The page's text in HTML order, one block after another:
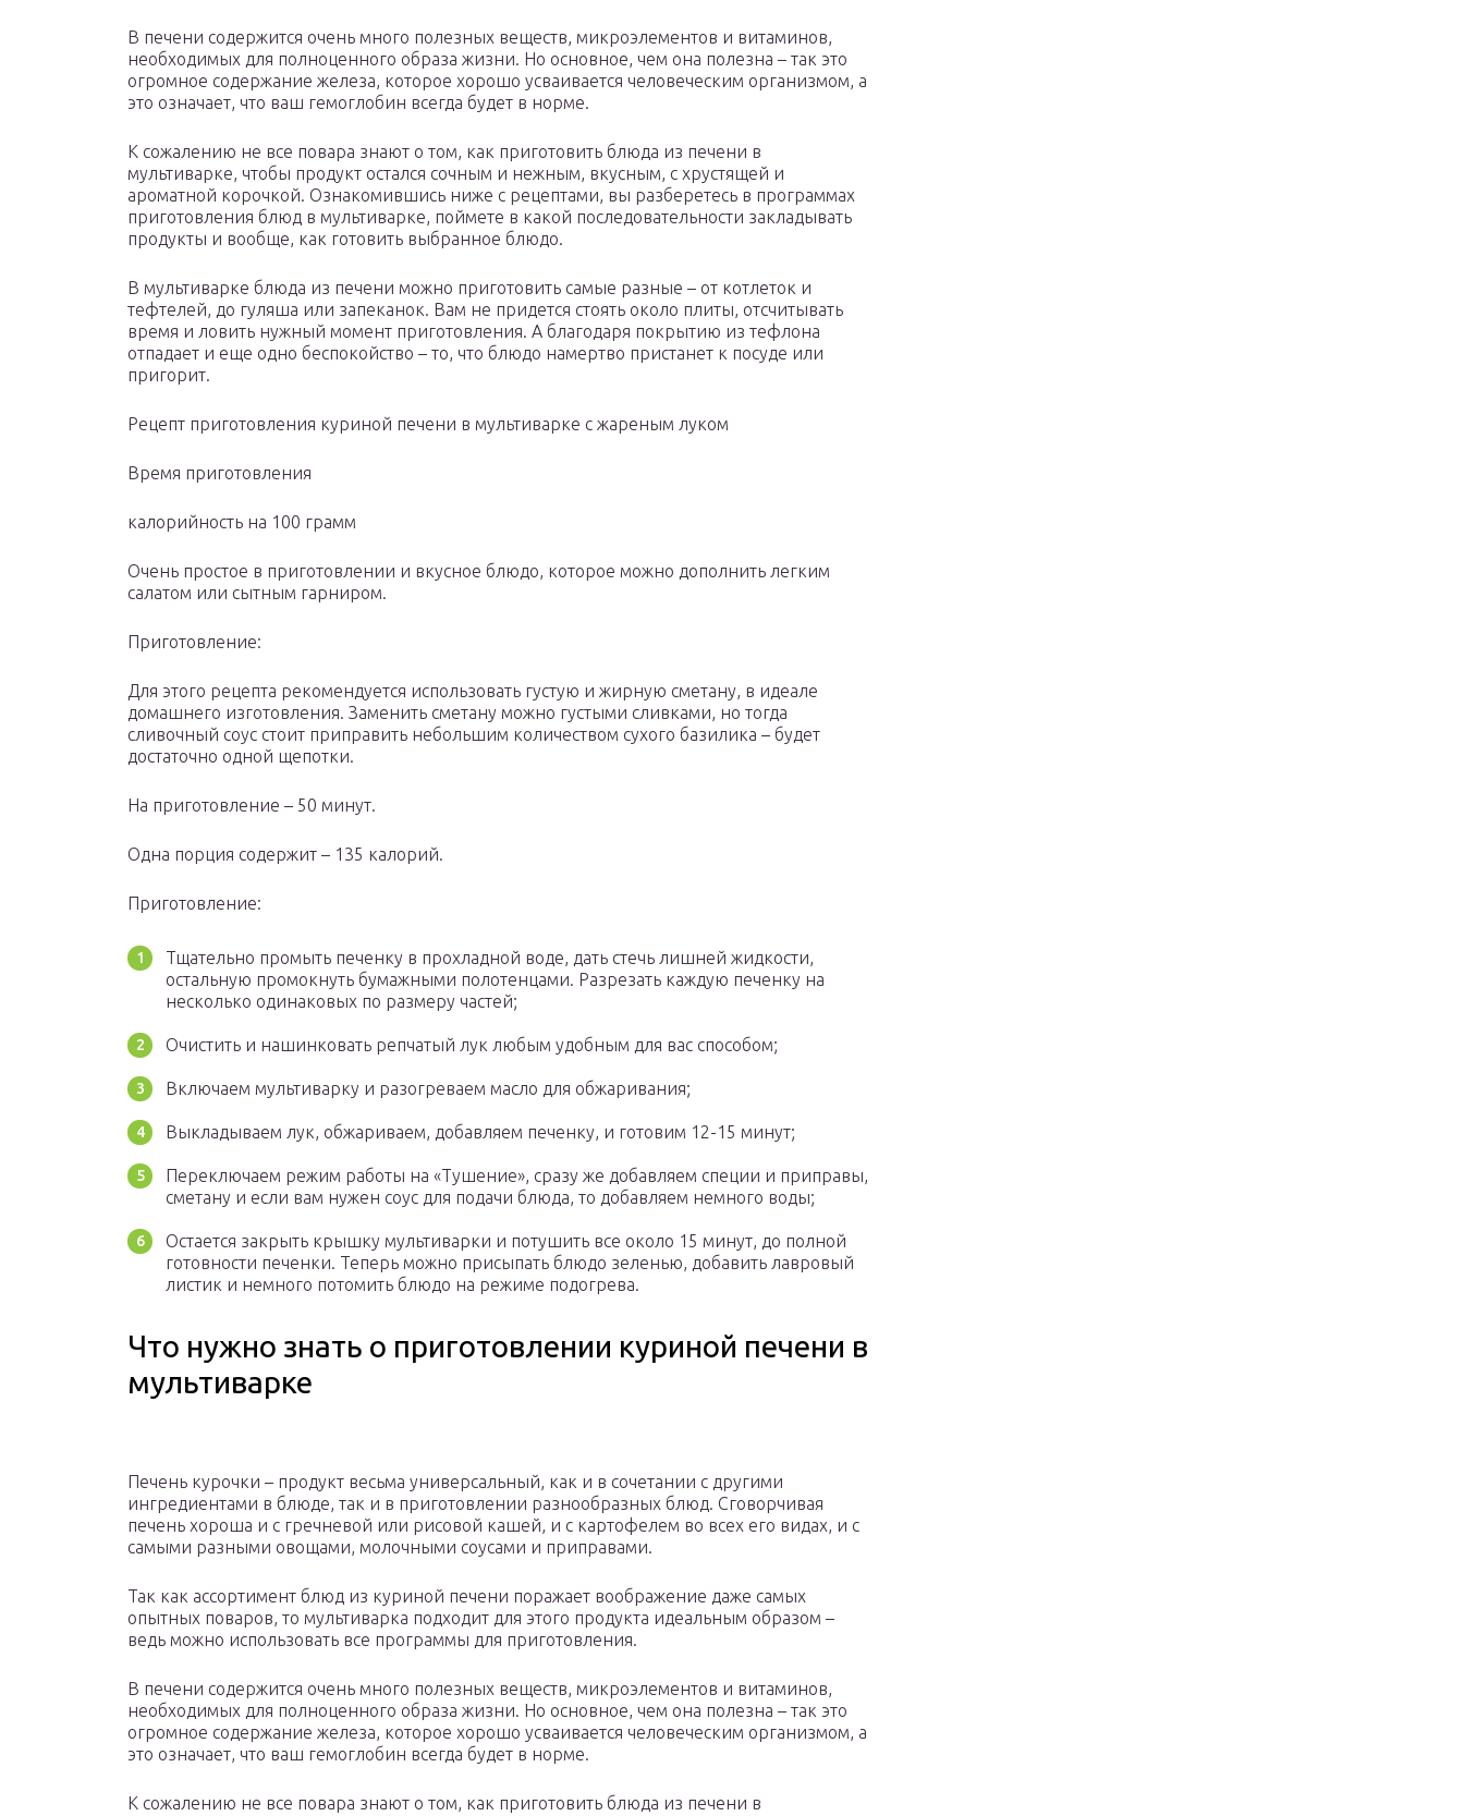
В печени содержится очень много полезных веществ, микроэлементов и витаминов,
необходимых для полноценного образа жизни. Но основное, чем она полезна – так это
огромное содержание железа, которое хорошо усваивается человеческим организмом, а
это означает, что ваш гемоглобин всегда будет в норме.
К сожалению не все повара знают о том, как приготовить блюда из печени в
мультиварке, чтобы продукт остался сочным и нежным, вкусным, с хрустящей и
ароматной корочкой. Ознакомившись ниже с рецептами, вы разберетесь в программах
приготовления блюд в мультиварке, поймете в какой последовательности закладывать
продукты и вообще, как готовить выбранное блюдо.
В мультиварке блюда из печени можно приготовить самые разные – от котлеток и
тефтелей, до гуляша или запеканок. Вам не придется стоять около плиты, отсчитывать
время и ловить нужный момент приготовления. А благодаря покрытию из тефлона
отпадает и еще одно беспокойство – то, что блюдо намертво пристанет к посуде или
пригорит.
Рецепт приготовления куриной печени в мультиварке с жареным луком
Время приготовления
калорийность на 100 грамм
Очень простое в приготовлении и вкусное блюдо, которое можно дополнить легким
салатом или сытным гарниром.
Приготовление:
Для этого рецепта рекомендуется использовать густую и жирную сметану, в идеале
домашнего изготовления. Заменить сметану можно густыми сливками, но тогда
сливочный соус стоит приправить небольшим количеством сухого базилика – будет
достаточно одной щепотки.
На приготовление – 50 минут.
Одна порция содержит – 135 калорий.
Приготовление:
Тщательно промыть печенку в прохладной воде, дать стечь лишней жидкости,
остальную промокнуть бумажными полотенцами. Разрезать каждую печенку на
несколько одинаковых по размеру частей;
Очистить и нашинковать репчатый лук любым удобным для вас способом;
Включаем мультиварку и разогреваем масло для обжаривания;
Выкладываем лук, обжариваем, добавляем печенку, и готовим 12-15 минут;
Переключаем режим работы на «Тушение», сразу же добавляем специи и приправы,
сметану и если вам нужен соус для подачи блюда, то добавляем немного воды;
Остается закрыть крышку мультиварки и потушить все около 15 минут, до полной
готовности печенки. Теперь можно присыпать блюдо зеленью, добавить лавровый
листик и немного потомить блюдо на режиме подогрева.
Что нужно знать о приготовлении куриной печени в
мультиварке
Печень курочки – продукт весьма универсальный, как и в сочетании с другими
ингредиентами в блюде, так и в приготовлении разнообразных блюд. Сговорчивая
печень хороша и с гречневой или рисовой кашей, и с картофелем во всех его видах, и с
самыми разными овощами, молочными соусами и приправами.
Так как ассортимент блюд из куриной печени поражает воображение даже самых
опытных поваров, то мультиварка подходит для этого продукта идеальным образом –
ведь можно использовать все программы для приготовления.
В печени содержится очень много полезных веществ, микроэлементов и витаминов,
необходимых для полноценного образа жизни. Но основное, чем она полезна – так это
огромное содержание железа, которое хорошо усваивается человеческим организмом, а
это означает, что ваш гемоглобин всегда будет в норме.
К сожалению не все повара знают о том, как приготовить блюда из печени в